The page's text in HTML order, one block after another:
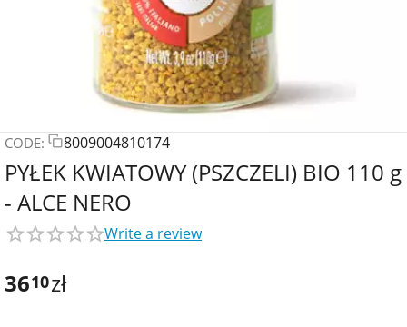
CODE: 8009004810174
PYŁEK KWIATOWY (PSZCZELI) BIO 110 g
- ALCE NERO
Write a review
3610zł